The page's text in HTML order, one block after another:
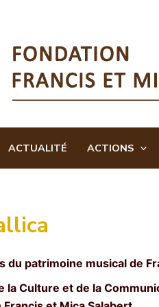
ACTUALITÉ ACTIONS
du patrimoine musical de
la Culture et de la